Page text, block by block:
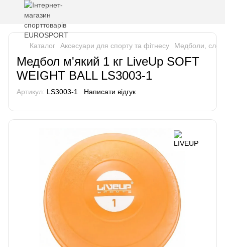
Каталог Аксесуари для спорту та фітнесу Медболи,
Медбол м'який 1 кг LiveUp SOFT
WEIGHT BALL LS3003-1
Артикул: LS3003-1 Написати відгук